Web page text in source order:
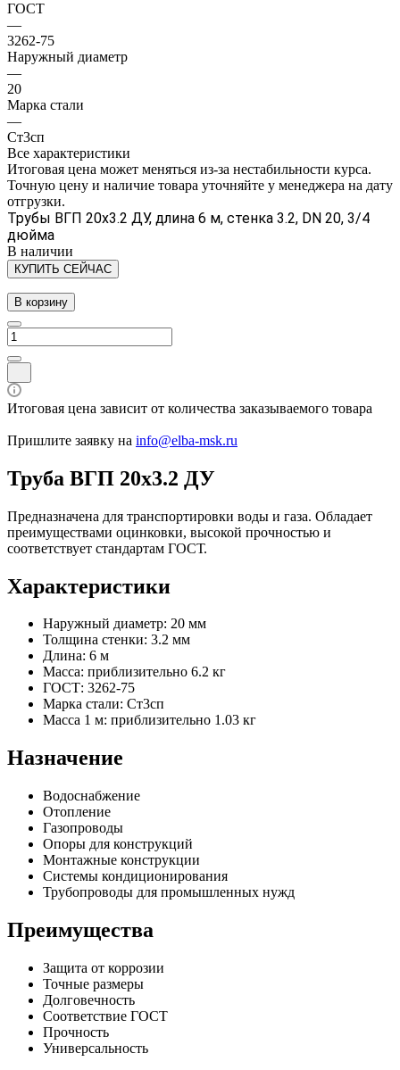
ГОСТ
—
3262-75
Наружный диаметр
—
20
Марка стали
—
Ст3сп
Все характеристики
Итоговая цена может меняться из-за нестабильности курса.
Точную цену и наличие товара уточняйте у менеджера на дату
отгрузки.
Трубы ВГП 20х3.2 ДУ, длина 6 м, стенка 3.2, DN 20, 3/4
дюйма
В наличии
КУПИТЬ СЕЙЧАС
В корзину
Итоговая цена зависит от количества заказываемого товара
Пришлите заявку на info@elba-msk.ru
Труба ВГП 20х3.2 ДУ
Предназначена для транспортировки воды и газа. Обладает
преимуществами оцинковки, высокой прочностью и
соответствует стандартам ГОСТ.
Характеристики
Наружный диаметр: 20 мм
Толщина стенки: 3.2 мм
Длина: 6 м
Масса: приблизительно 6.2 кг
ГОСТ: 3262-75
Марка стали: Ст3сп
Масса 1 м: приблизительно 1.03 кг
Назначение
Водоснабжение
Отопление
Газопроводы
Опоры для конструкций
Монтажные конструкции
Системы кондиционирования
Трубопроводы для промышленных нужд
Преимущества
Защита от коррозии
Точные размеры
Долговечность
Соответствие ГОСТ
Прочность
Универсальность